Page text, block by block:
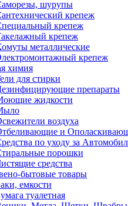
шурупы
крепеж
крепеж
крепеж
металлические
крепеж
химия
для стирки
препараты
жидкости
воздуха
и
по уходу за
порошки
средства
бытовые товары
емкости
туалетная